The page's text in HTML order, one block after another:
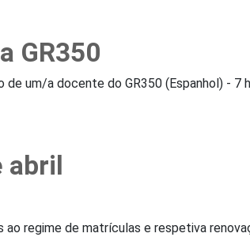
GR350
um/a docente do GR350 (Espanhol) - 7
ao regime de matrículas e respetiva